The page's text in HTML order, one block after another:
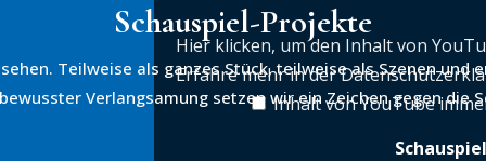
Hier klicken, um den Inhalt von
Erfahre mehr in der
Inhalt von YouTube
Schauspiel-Projekte
Teilweise als ganzes Stück, teilweise als Szenen und
Verlangsamung setzen wir ein Zeichen gegen die